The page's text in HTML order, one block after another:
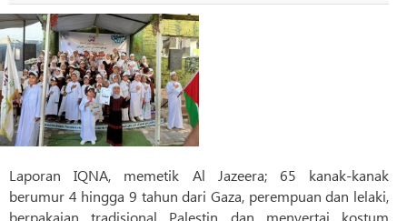
Laporan IQNA, memetik Al Jazeera; 65 kanak-kanak
berumur 4 hingga 9 tahun dari Gaza, perempuan dan lelaki,